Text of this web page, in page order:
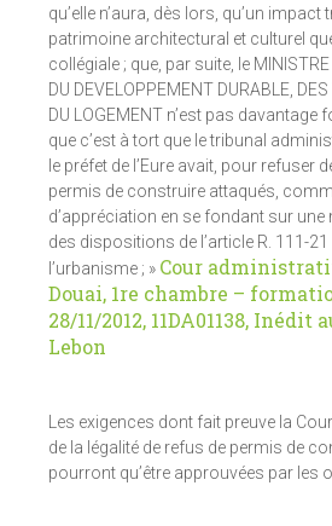
qu’elle n’aura, dès lors, qu’un impact
patrimoine architectural et culturel
collégiale ; que, par suite, le MINISTRE
DU DEVELOPPEMENT DURABLE,
DU LOGEMENT n’est pas davantage
que c’est à tort que le tribunal
le préfet de l’Eure avait, pour refuser
permis de construire attaqués,
d’appréciation en se fondant sur
des dispositions de l’article R. 111-
l’urbanisme ; » Cour
Douai, 1re chambre –
28/11/2012, 11DA01138, Inédit
Lebon
Les exigences dont fait preuve la
de la légalité de refus de permis de
pourront qu’être approuvées par les